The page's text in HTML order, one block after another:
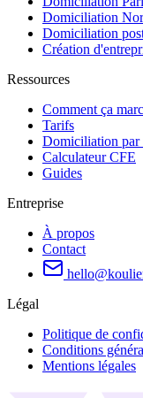
Domiciliation
Domiciliation
Création
Ressources
Comment ça
Tarifs
Domiciliation
Calculateur CFE
Guides
Entreprise
À propos
Contact
Légal
Politique de
Conditions
Mentions légales